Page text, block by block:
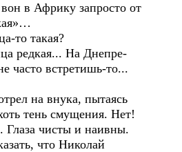
в Африку запросто от
то такая?
редкая... На Днепре-
часто встретишь-то...
на внука, пытаясь
тень смущения. Нет!
чисты и наивны.
что Николай